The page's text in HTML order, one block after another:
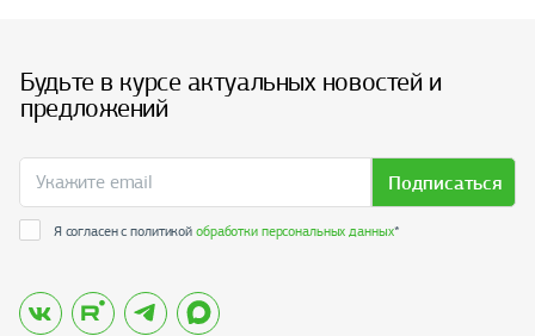
Будьте в курсе актуальных новостей и
предложений
Подписаться
Я согласен с политикойобработки персональных данных*